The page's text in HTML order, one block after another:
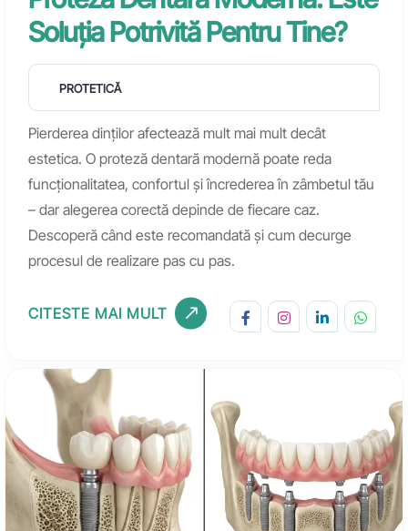
Soluția Potrivită Pentru Tine?
PROTETICĂ
Pierderea dinților afectează mult mai mult decât
estetica. O proteză dentară modernă poate reda
funcționalitatea, confortul și încrederea în zâmbetul tău
– dar alegerea corectă depinde de fiecare caz.
Descoperă când este recomandată și cum decurge
procesul de realizare pas cu pas.
CITESTE MAI MULT